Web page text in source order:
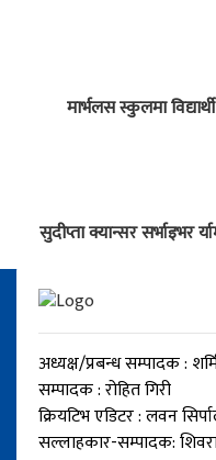
मार्भलस स्कुलमा
सुदीप्ता क्यान्सर सर्भाइभर
अध्यक्ष/प्रबन्ध सम्पादक :
सम्पादक : रोहित गिरी
क्रियटिभ एडिटर : लवन
सल्लाहकार-सम्पादक: